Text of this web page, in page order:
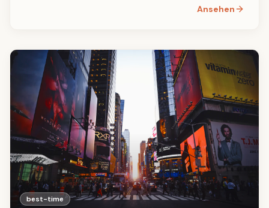
Ansehen
best-time